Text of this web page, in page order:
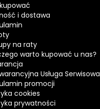
i dostawa
na raty
warto kupować u nas?
Usługa Serwisowa
promocji
cookies
prywatności